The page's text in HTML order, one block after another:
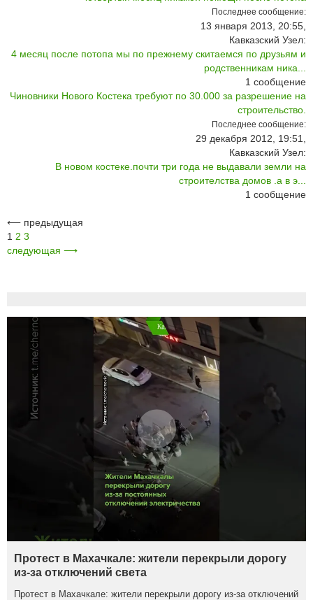
Последнее сообщение:
13 января 2013, 20:55,
Кавказский Узел:
4 месяц после потопа мы по прежнему скитаемся по друзьям и
родственникам ника...
1 сообщение
Чиновники Нового Костека требуют по 30.000 за разрешение на
строительство.
Последнее сообщение:
29 декабря 2012, 19:51,
Кавказский Узел:
В новом костеке.почти три года не выдавали земли на
строителства домов .а в э...
1 сообщение
⟵ предыдущая
1 2 3
следующая ⟶
Протест в Махачкале: жители перекрыли дорогу
из-за отключений света
Протест в Махачкале: жители перекрыли дорогу из-за отключений